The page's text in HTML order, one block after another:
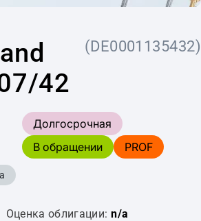
42
(DE0001135432)
Долгосрочная
В обращении
PROF
Оценка облигации: n/a